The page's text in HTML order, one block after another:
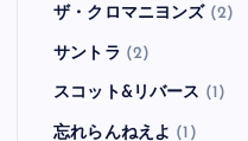
ザ・クロマニヨンズ (2)
サントラ (2)
スコット&リバース (1)
忘れらんねえよ (1)